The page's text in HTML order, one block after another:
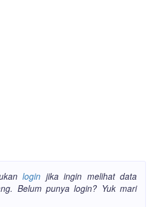
login jika ingin melihat data
Belum punya login? Yuk mari